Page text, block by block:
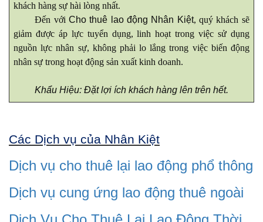
khách hàng sự hài lòng nhất.
Đến với Cho thuê lao động Nhân Kiệt, quý khách sẽ
giảm được áp lực tuyển dụng, linh hoạt trong việc sử dụng
nguồn lực nhân sự, không phải lo lắng trong việc biến động
nhân sự trong hoạt động sản xuất kinh doanh.
Khẩu Hiệu: Đặt lợi ích khách hàng lên trên hết.
Các Dịch vụ của Nhân Kiệt
Dịch vụ cho thuê lại lao động phổ thông
Dịch vụ cung ứng lao động thuê ngoài